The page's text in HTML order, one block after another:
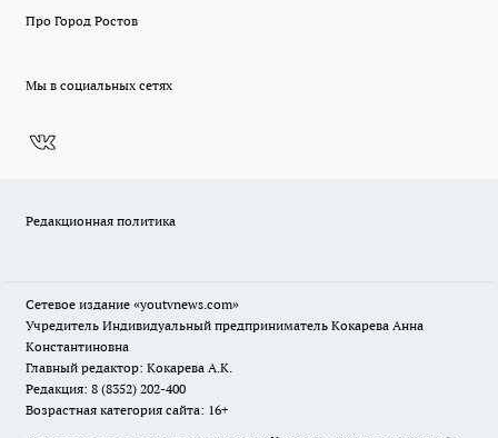
Про Город Ростов
Мы в социальных сетях
Редакционная политика
Сетевое издание «youtvnews.com»
Учредитель Индивидуальный предприниматель Кокарева Анна
Константиновна
Главный редактор: Кокарева А.К.
Редакция: 8 (8352) 202-400
Возрастная категория сайта: 16+